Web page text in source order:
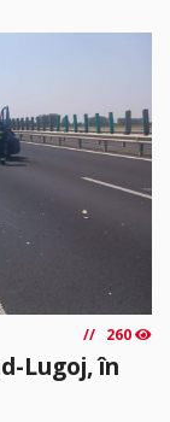
260
Lugoj, în